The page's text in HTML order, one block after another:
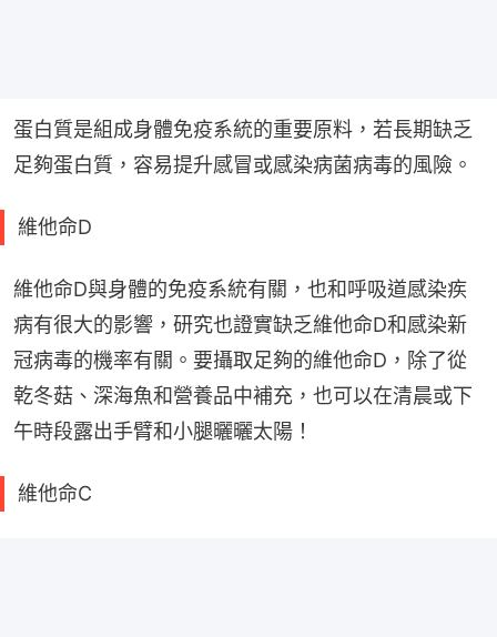
蛋白質是組成身體免疫系統的重要原料，若長期缺乏
足夠蛋白質，容易提升感冒或感染病菌病毒的風險。
維他命D
維他命D與身體的免疫系統有關，也和呼吸道感染疾
病有很大的影響，研究也證實缺乏維他命D和感染新
冠病毒的機率有關。要攝取足夠的維他命D，除了從
乾冬菇、深海魚和營養品中補充，也可以在清晨或下
午時段露出手臂和小腿曬曬太陽！
維他命C